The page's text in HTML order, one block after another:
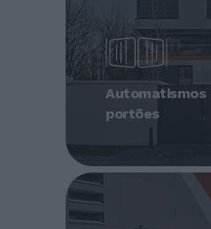
Automatismos
portões